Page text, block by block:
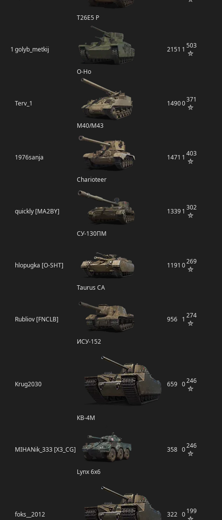
T26E5 P
1 golyb_metkij
O-Ho
2151 1 503
Terv_1
M40/M43
14900371
1976sanja
Charioteer
1471 1 403
quickly [MA2BY]
СУ-130ПМ
13391 302
hlopugka [O-SHT]
Taurus CA
1191 0269
Rubliov [FNCLB]
ИСУ-152
956 1 274
Krug2030
КВ-4М
659 0246
MIHANik_333 [X3_CG]
Lynx 6x6
358 0246
foks__2012 322 0199